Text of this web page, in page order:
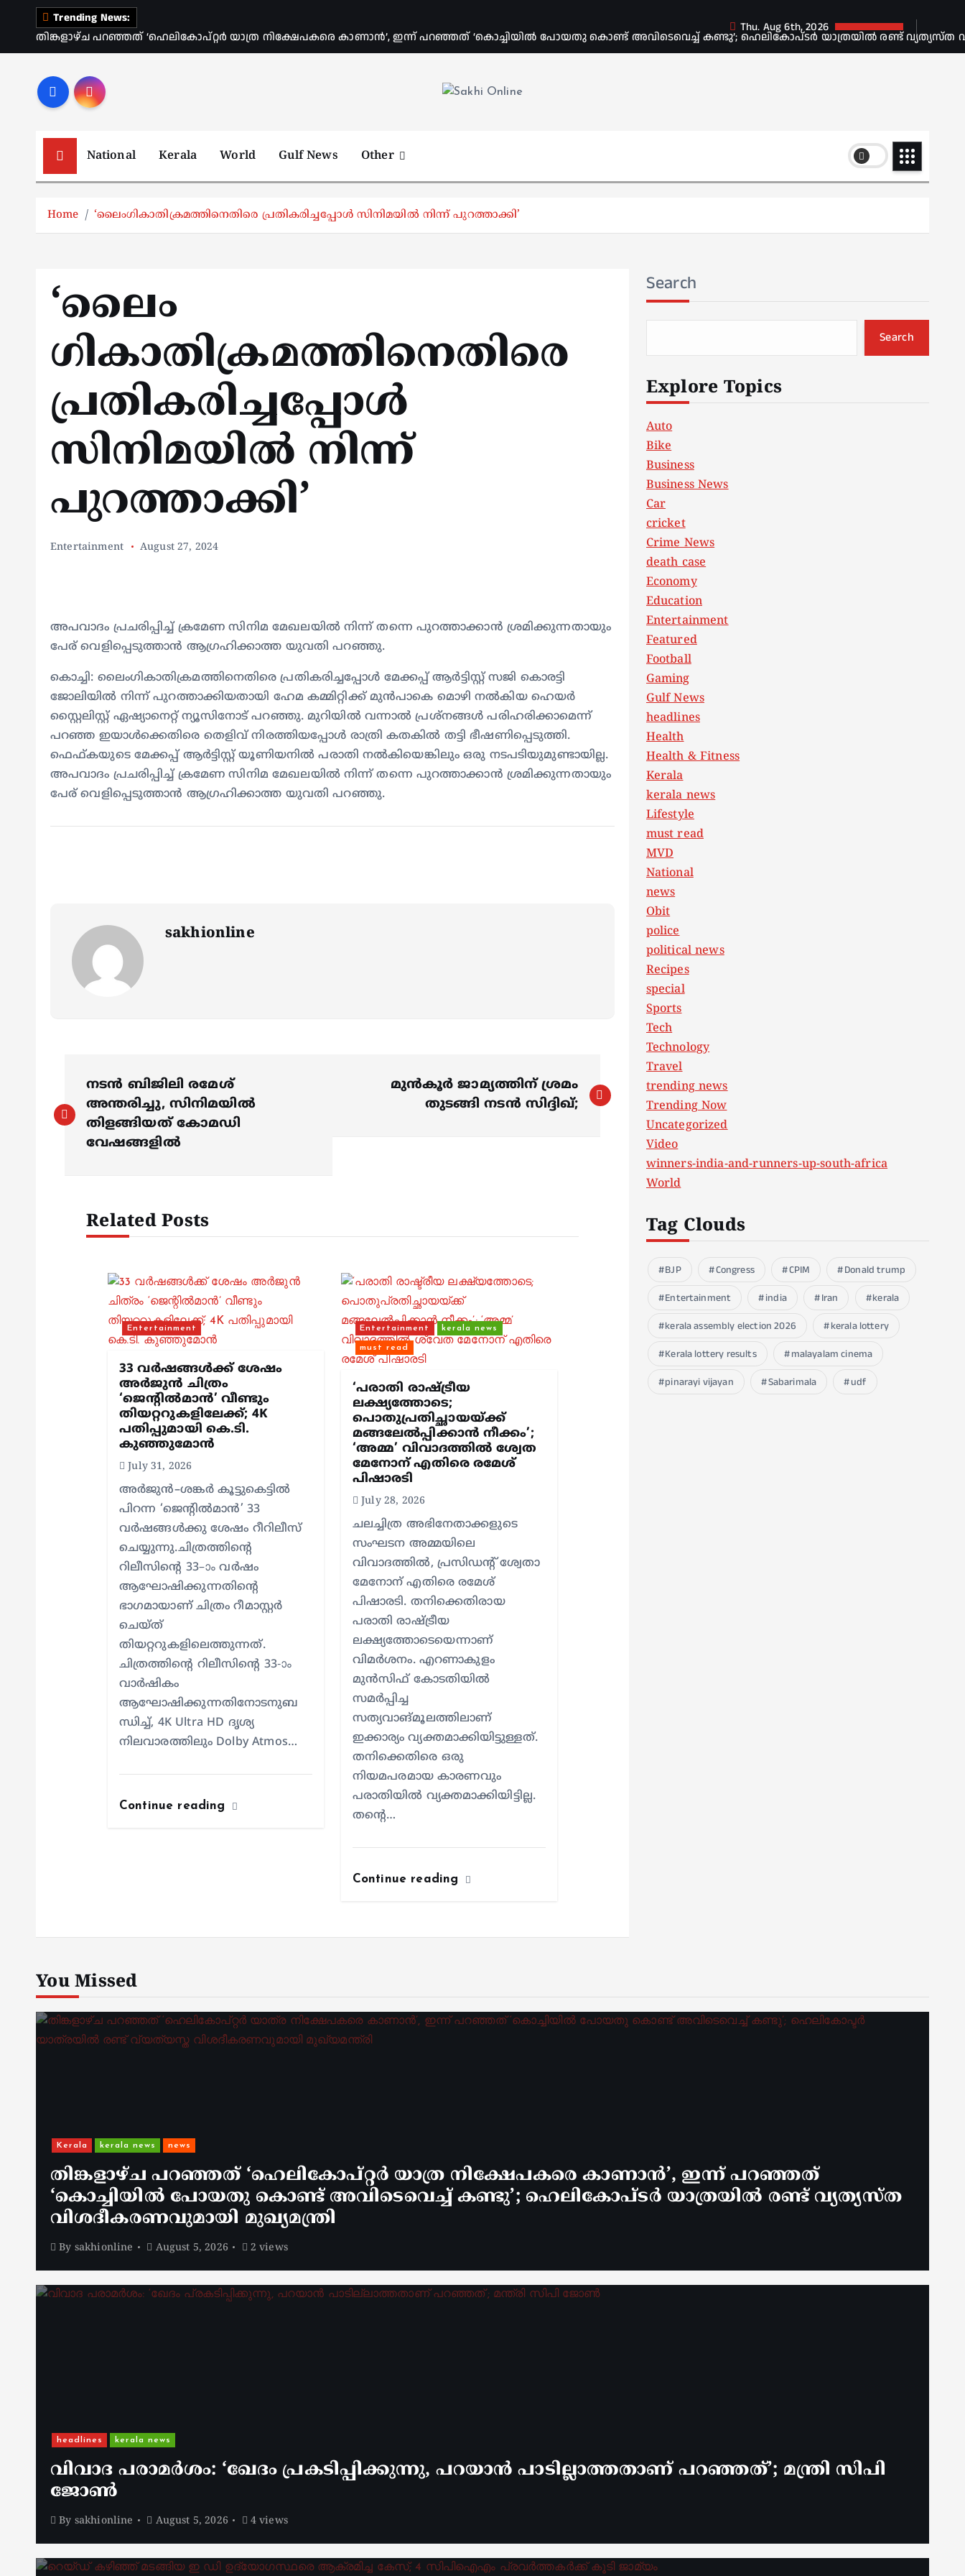
Trending News:
തിങ്കളാഴ്ച പറഞ്ഞത് ‘ഹെലികോപ്റ്റർ യാത്ര നിക്ഷേപകരെ കാണാൻ’, ഇന്ന് പറഞ്ഞത് ‘കൊച്ചിയിൽ പോയതു കൊണ്ട് അവിടെവെച്ച് കണ്ടു’; ഹെലികോപ്ടർ യാത്രയിൽ രണ്ട് വ്യത്യസ്ത
Thu. Aug 6th, 2026
National Kerala World Gulf News Other
Home ‘ലൈം​ഗികാതിക്രമത്തിനെതിരെ പ്രതികരിച്ചപ്പോൾ സിനിമയിൽ നിന്ന് പുറത്താക്കി’
‘ലൈം​
ഗികാതിക്രമത്തിനെതിരെ
പ്രതികരിച്ചപ്പോൾ
സിനിമയിൽ നിന്ന്
പുറത്താക്കി’
Entertainment August 27, 2024
അപവാദം പ്രചരിപ്പിച്ച് ക്രമേണ സിനിമ മേഖലയിൽ നിന്ന് തന്നെ പുറത്താക്കാൻ ശ്രമിക്കുന്നതായും
പേര് വെളിപ്പെടുത്താൻ ആഗ്രഹിക്കാത്ത യുവതി പറഞ്ഞു.
കൊച്ചി: ലൈംഗികാതിക്രമത്തിനെതിരെ പ്രതികരിച്ചപ്പോൾ മേക്കപ്പ് ആർട്ടിസ്റ്റ് സജി കൊരട്ടി
ജോലിയിൽ നിന്ന് പുറത്താക്കിയതായി ഹേമ കമ്മിറ്റിക്ക് മുൻപാകെ മൊഴി നൽകിയ ഹെയർ
സ്റ്റൈലിസ്റ്റ് ഏഷ്യാനെറ്റ് ന്യൂസിനോട് പറഞ്ഞു. മുറിയിൽ വന്നാൽ പ്രശ്നങ്ങൾ പരിഹരിക്കാമെന്ന്
പറഞ്ഞ ഇയാൾക്കെതിരെ തെളിവ് നിരത്തിയപ്പോൾ രാത്രി കതകിൽ തട്ടി ഭീഷണിപ്പെടുത്തി.
ഫെഫ്കയുടെ മേക്കപ്പ് ആർട്ടിസ്റ്റ് യൂണിയനിൽ പരാതി നൽകിയെങ്കിലും ഒരു നടപടിയുമുണ്ടായില്ല.
അപവാദം പ്രചരിപ്പിച്ച് ക്രമേണ സിനിമ മേഖലയിൽ നിന്ന് തന്നെ പുറത്താക്കാൻ ശ്രമിക്കുന്നതായും
പേര് വെളിപ്പെടുത്താൻ ആഗ്രഹിക്കാത്ത യുവതി പറഞ്ഞു.
sakhionline
o
നടൻ ബിജിലി രമേശ്
അന്തരിച്ചു, സിനിമയില്‍
തിളങ്ങിയത് കോമഡി
വേഷങ്ങളില്‍
മുന്‍കൂര്‍ ജാമ്യത്തിന് ശ്രമം
തുടങ്ങി നടൻ സിദ്ദിഖ്;
Related Posts
Entertainment
33 വർഷങ്ങൾക്ക് ശേഷം
അർജുൻ ചിത്രം
‘ജെന്റിൽമാൻ’ വീണ്ടും
തിയറ്ററുകളിലേക്ക്; 4K
പതിപ്പുമായി കെ.ടി.
കുഞ്ഞുമോൻ
July 31, 2026
അർജുൻ–ശങ്കർ കൂട്ടുകെട്ടിൽ
പിറന്ന ‘ജെന്റിൽമാൻ’ 33
വർഷങ്ങൾക്കു ശേഷം റീറിലീസ്
ചെയ്യുന്നു.ചിത്രത്തിന്റെ
റിലീസിന്റെ 33–ാം വർഷം
ആഘോഷിക്കുന്നതിന്റെ
ഭാഗമായാണ് ചിത്രം റീമാസ്റ്റർ
ചെയ്ത്
തിയറ്ററുകളിലെത്തുന്നത്.
ചിത്രത്തിന്റെ റിലീസിന്റെ 33-ാം
വാർഷികം
ആഘോഷിക്കുന്നതിനോടനുബ
ന്ധിച്ച്, 4K Ultra HD ദൃശ്യ
നിലവാരത്തിലും Dolby Atmos…
Continue reading
Entertainment kerala news
must read
‘പരാതി രാഷ്ട്രീയ
ലക്ഷ്യത്തോടെ;
പൊതുപ്രതിച്ഛായയ്ക്ക്
മങ്ങലേല്‍പ്പിക്കാന്‍ നീക്കം’;
‘അമ്മ’ വിവാദത്തില്‍ ശ്വേത
മേനോന് എതിരെ രമേശ്
പിഷാരടി
July 28, 2026
ചലച്ചിത്ര അഭിനേതാക്കളുടെ
സംഘടന അമ്മയിലെ
വിവാദത്തില്‍, പ്രസിഡന്റ് ശ്വേതാ
മേനോന് എതിരെ രമേശ്
പിഷാരടി. തനിക്കെതിരായ
പരാതി രാഷ്ട്രീയ
ലക്ഷ്യത്തോടെയെന്നാണ്
വിമര്‍ശനം. എറണാകുളം
മുന്‍സിഫ് കോടതിയില്‍
സമര്‍പ്പിച്ച
സത്യവാങ്മൂലത്തിലാണ്
ഇക്കാര്യം വ്യക്തമാക്കിയിട്ടുള്ളത്.
തനിക്കെതിരെ ഒരു
നിയമപരമായ കാരണവും
പരാതിയില്‍ വ്യക്തമാക്കിയിട്ടില്ല.
തന്റെ…
Continue reading
Search
Search
Explore Topics
Auto
Bike
Business
Business News
Car
cricket
Crime News
death case
Economy
Education
Entertainment
Featured
Football
Gaming
Gulf News
headlines
Health
Health & Fitness
Kerala
kerala news
Lifestyle
must read
MVD
National
news
Obit
police
political news
Recipes
special
Sports
Tech
Technology
Travel
trending news
Trending Now
Uncategorized
Video
winners-india-and-runners-up-south-africa
World
Tag Clouds
BJP Congress CPIM
Donald trump
Entertainment
india Iran
kerala
kerala assembly election 2026
kerala lottery
Kerala lottery results
malayalam cinema
pinarayi vijayan
Sabarimala udf
You Missed
Kerala kerala news news
തിങ്കളാഴ്ച പറഞ്ഞത് ‘ഹെലികോപ്റ്റർ യാത്ര നിക്ഷേപകരെ കാണാൻ’, ഇന്ന് പറഞ്ഞത്
‘കൊച്ചിയിൽ പോയതു കൊണ്ട് അവിടെവെച്ച് കണ്ടു’; ഹെലികോപ്ടർ യാത്രയിൽ രണ്ട് വ്യത്യസ്ത
വിശദീകരണവുമായി മുഖ്യമന്ത്രി
By sakhionline August 5, 2026 2 views
headlines kerala news
വിവാദ പരാമർശം: ‘ഖേദം പ്രകടിപ്പിക്കുന്നു, പറയാൻ പാടില്ലാത്തതാണ് പറഞ്ഞത്’; മന്ത്രി സിപി
ജോൺ
By sakhionline August 5, 2026 4 views